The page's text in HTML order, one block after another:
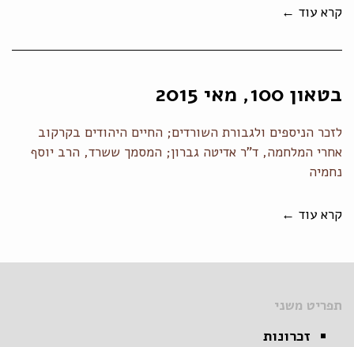
קרא עוד ←
בטאון 100, מאי 2015
לזכר הניספים ולגבורת השורדים; החיים היהודים בקרקוב
אחרי המלחמה, ד"ר אדיטה גברון; המסמך ששרד, הרב יוסף
נחמיה
קרא עוד ←
תפריט משני
זכרונות